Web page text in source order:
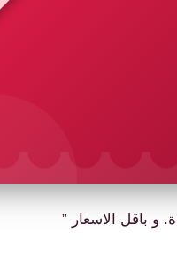
و باقل الاسعار ”